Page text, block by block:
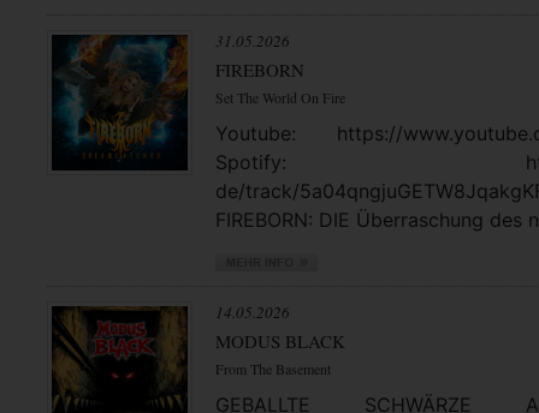
31.05.2026
FIREBORN
Set The World On Fire
Youtube: https://
Spotify: https://
de/track/
FIREBORN: DIE Überraschung des
14.05.2026
MODUS BLACK
From The Basement
GEBALLTE